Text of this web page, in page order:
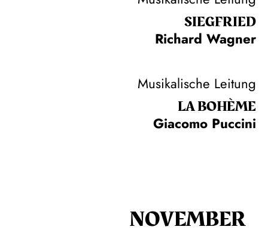
SIEG­FRIED
Richard Wagner
Musikalische Leitung
LA BOHÈME
Giacomo Puccini
NOVEMBER